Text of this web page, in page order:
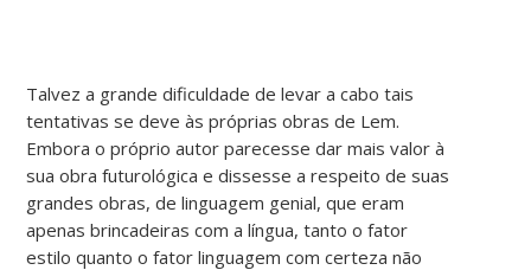
Talvez a grande dificuldade de levar a cabo tais
tentativas se deve às próprias obras de Lem.
Embora o próprio autor parecesse dar mais valor à
sua obra futurológica e dissesse a respeito de suas
grandes obras, de linguagem genial, que eram
apenas brincadeiras com a língua, tanto o fator
estilo quanto o fator linguagem com certeza não